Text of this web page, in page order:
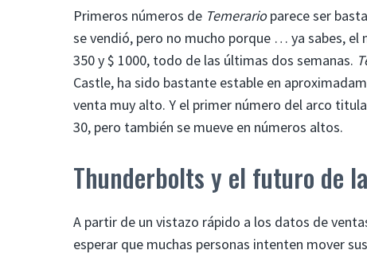
Primeros números de Temerarioparece ser
se vendió, pero no mucho porque … ya sabes, el
350 y $ 1000, todo de las últimas dos semanas.
Castle, ha sido bastante estable en
venta muy alto. Y el primer número del arco
30, pero también se mueve en números altos.
Thunderbolts y el futuro de
A partir de un vistazo rápido a los datos de
esperar que muchas personas intenten mover